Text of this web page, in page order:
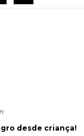
desde criança!